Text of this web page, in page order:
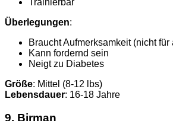
Trainierbar
Überlegungen:
Braucht Aufmerksamkeit (nicht
Kann fordernd sein
Neigt zu Diabetes
Größe: Mittel (8-12 lbs)
Lebensdauer: 16-18 Jahre
9. Birman